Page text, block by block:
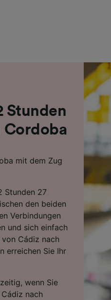
Stunden
Cordoba
mit dem Zug
Stunden 27
den beiden
Verbindungen
und sich einfach
von Cádiz nach
erreichen Sie Ihr
wenn Sie
nach